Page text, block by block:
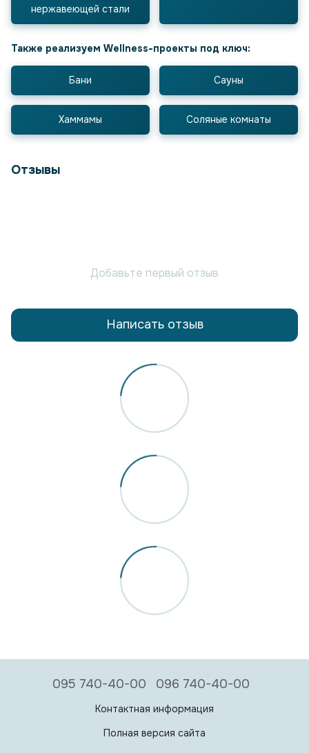
нержавеющей стали
Также реализуем Wellness-проекты под ключ:
Бани Сауны
Хаммамы Соляные комнаты
Отзывы
Добавьте первый отзыв
Написать отзыв
095 740-40-00 096 740-40-00
Контактная информация
Полная версия сайта